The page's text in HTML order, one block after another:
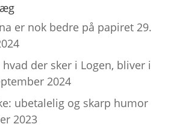
er nok bedre på papiret 29.
der sker i Logen, bliver i
2024
ubetalelig og skarp humor
2023